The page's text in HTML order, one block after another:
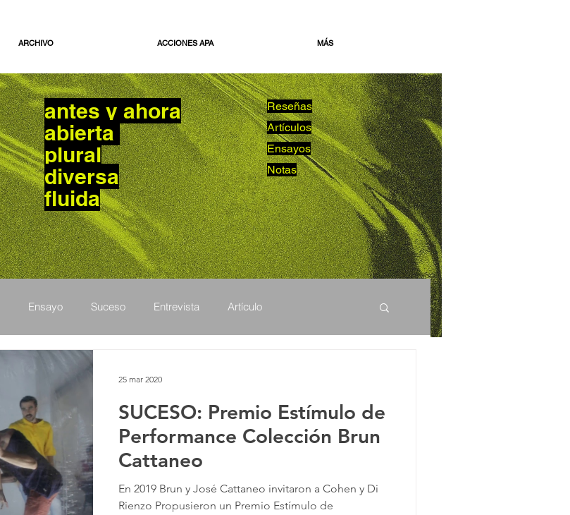
ARCHIVO ACCIONES APA MÁS
antes y ahora
abierta
plural
diversa
fluida
Reseñas
Artículos
Ensayos
Notas
Ensayo Suceso Entrevista Artículo
SUCESO: Premio Estímulo de
Performance Colección Brun
Cattaneo
En 2019 Brun y José Cattaneo invitaron a Cohen y Di
Rienzo Propusieron un Premio Estímulo de
25 mar 2020